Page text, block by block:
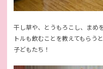
干し草や、とうもろこし、まめ
トルも飲むことを教えてもらう
子どもたち！